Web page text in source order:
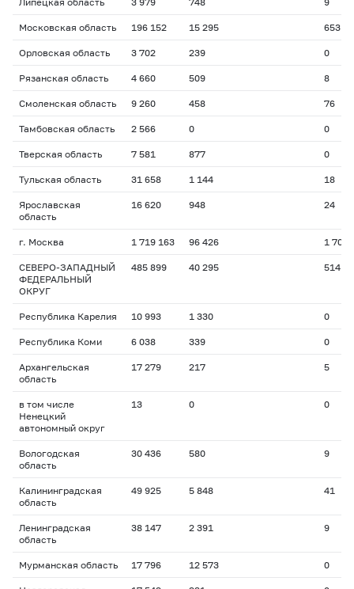
Московская область 196 152 15 295 653
Орловская область 3 702 239 0
Рязанская область 4 660 509 8
Смоленская область 9 260 458 76
Тамбовская область 2 566 0 0
Тверская область 7 581 877 0
Тульская область 31 658 1 144 18
Ярославская
область
16 620 948 24
г. Москва 1 719 163 96 426 1 701
СЕВЕРО-ЗАПАДНЫЙ
ФЕДЕРАЛЬНЫЙ
ОКРУГ
485 899 40 295 514
Республика Карелия 10 993 1 330 0
Республика Коми 6 038 339 0
Архангельская
область
17 279 217 5
в том числе
Ненецкий
автономный округ
13 0 0
Вологодская
область
30 436 580 9
Калининградская
область
49 925 5 848 41
Ленинградская
область
38 147 2 391 9
Мурманская область 17 796 12 573 0